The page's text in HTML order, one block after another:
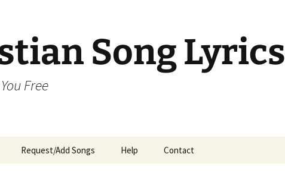
Song Lyrics
Free
Request/Add Songs Help Contact